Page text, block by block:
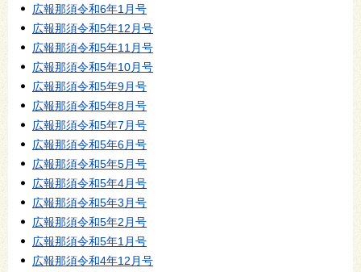
広報那須令和6年1月号
広報那須令和5年12月号
広報那須令和5年11月号
広報那須令和5年10月号
広報那須令和5年9月号
広報那須令和5年8月号
広報那須令和5年7月号
広報那須令和5年6月号
広報那須令和5年5月号
広報那須令和5年4月号
広報那須令和5年3月号
広報那須令和5年2月号
広報那須令和5年1月号
広報那須令和4年12月号